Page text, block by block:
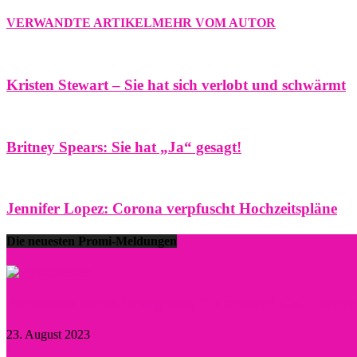
VERWANDTE ARTIKELMEHR VOM AUTOR
Kristen Stewart – Sie hat sich verlobt und schwärmt
Britney Spears: Sie hat „Ja“ gesagt!
Jennifer Lopez: Corona verpfuscht Hochzeitspläne
Die neuesten Promi-Meldungen
23. August 2023